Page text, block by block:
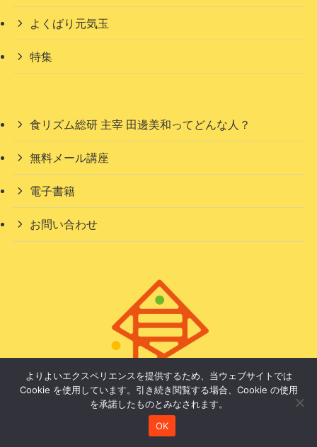
よくばり元気玉
特集
食リズム総研 主宰 田邊美和ってどんな人？
無料メール講座
電子書籍
お問い合わせ
よりよいエクスペリエンスを提供するため、当ウェブサイトでは
Cookie を使用しています。引き続き閲覧する場合、Cookie の使用
を承諾したものとみなされます。
OK